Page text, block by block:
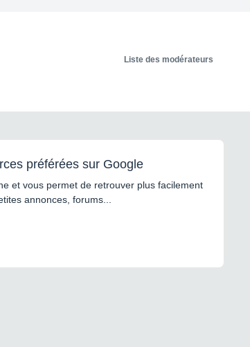
Liste des modérateurs
préférées sur Google
et vous permet de retrouver plus facilement
annonces, forums...